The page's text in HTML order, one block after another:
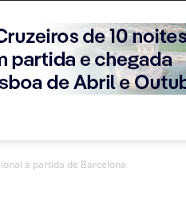
à partida de Barcelona